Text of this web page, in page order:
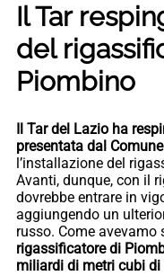
Il Tar
del
Piombino
Il Tar del Lazio ha
presentata dal
l’installazione del
Avanti, dunque, con il
dovrebbe entrare in
aggiungendo un
russo. Come avevamo
rigassificatore di
miliardi di metri cubi di